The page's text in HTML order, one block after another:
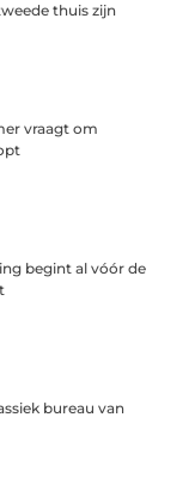
thuis zijn
vraagt om
begint al vóór de
bureau van